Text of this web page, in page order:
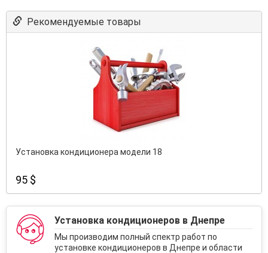
Рекомендуемые товары
Установка кондиционера модели 18
95 $
Установка кондиционеров в Днепре
Мы производим полный спектр работ по
установке кондиционеров в Днепре и области